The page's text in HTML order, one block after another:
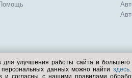
улучшения работы сайта и
данных можно найти здесь
и согласны с нашими правилами